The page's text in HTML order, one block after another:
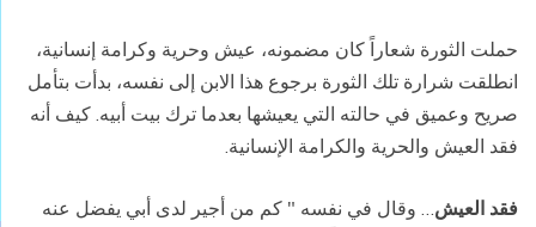
حملت الثورة شعاراً كان مضمونه، عيش وحرية وكرامة إنسانية،
انطلقت شرارة تلك الثورة برجوع هذا الابن إلى نفسه، بدأت بتأمل
صريح وعميق في حالته التي يعيشها بعدما ترك بيت أبيه. كيف أنه
فقد العيش والحرية والكرامة الإنسانية.
فقد العيش… وقال في نفسه " كم من أجير لدى أبي يفضل عنه